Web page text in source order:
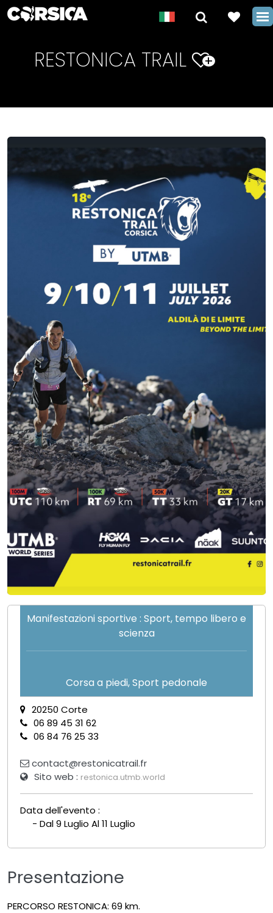
RESTONICA TRAIL +
Manifestazioni sportive : Sport, tempo libero e
scienza
Corsa a piedi, Sport pedonale
20250 Corte
06 89 45 31 62
06 84 76 25 33
contact@restonicatrail.fr
Sito web : restonica.utmb.world
Data dell'evento :
- Dal 9 Luglio Al 11 Luglio
Presentazione
PERCORSO RESTONICA: 69 km.